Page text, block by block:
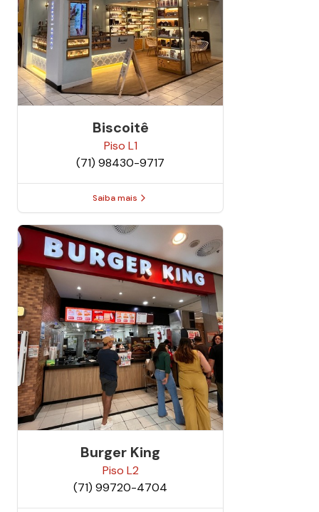
Biscoitê
Piso L1
(71) 98430-9717
Saiba mais
Burger King
Piso L2
(71) 99720-4704